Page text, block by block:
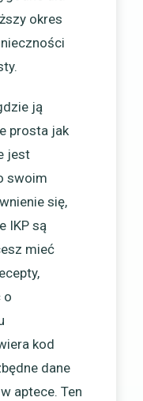
okres
ją
prosta jak
jest
swoim
się,
IKP są
mieć
o
kod
dane
aptece. Ten